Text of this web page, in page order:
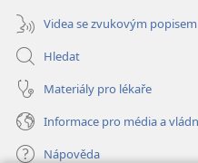
Videa se zvukovým popisem
Hledat
Materiály pro lékaře
Informace pro média a
Nápověda